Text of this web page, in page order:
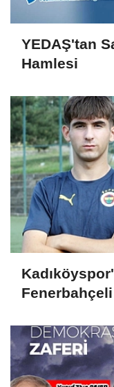
YEDAŞ'tan
Hamlesi
Fenerbahçeli